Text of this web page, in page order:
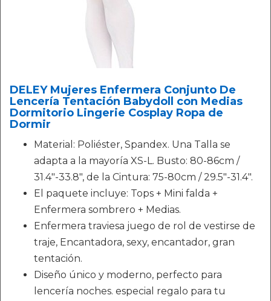
DELEY Mujeres Enfermera Conjunto De
Lencería Tentación Babydoll con Medias
Dormitorio Lingerie Cosplay Ropa de
Dormir
Material: Poliéster, Spandex. Una Talla se
adapta a la mayoría XS-L. Busto: 80-86cm /
31.4"-33.8", de la Cintura: 75-80cm / 29.5"-31.4".
El paquete incluye: Tops + Mini falda +
Enfermera sombrero + Medias.
Enfermera traviesa juego de rol de vestirse de
traje, Encantadora, sexy, encantador, gran
tentación.
Diseño único y moderno, perfecto para
lencería noches. especial regalo para tu